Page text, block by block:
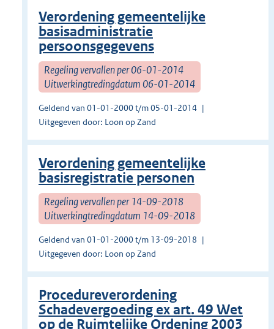
Verordening gemeentelijke
basisadministratie
persoonsgegevens
Regeling vervallen per 06-01-2014
Uitwerkingtredingdatum 06-01-2014
Geldend van 01-01-2000 t/m 05-01-2014
Uitgegeven door: Loon op Zand
Verordening gemeentelijke
basisregistratie personen
Regeling vervallen per 14-09-2018
Uitwerkingtredingdatum 14-09-2018
Geldend van 01-01-2000 t/m 13-09-2018
Uitgegeven door: Loon op Zand
Procedureverordening
Schadevergoeding ex art. 49 Wet
op de Ruimtelijke Ordening 2003